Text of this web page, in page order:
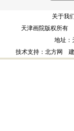
关于
天津画院版权所有
地址：
技术支持 ：北方网 建